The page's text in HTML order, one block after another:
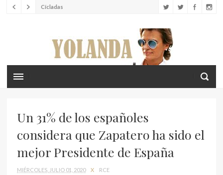
LUJO Tarjeta de crédito JP Morgan Palladium
Crea recuerdos inolvidables con tus hijos en las islas
Cícladas
Un 31% de los españoles
considera que Zapatero ha sido el
mejor Presidente de España
MIÉRCOLES, JULIO 01, 2020 X RCE